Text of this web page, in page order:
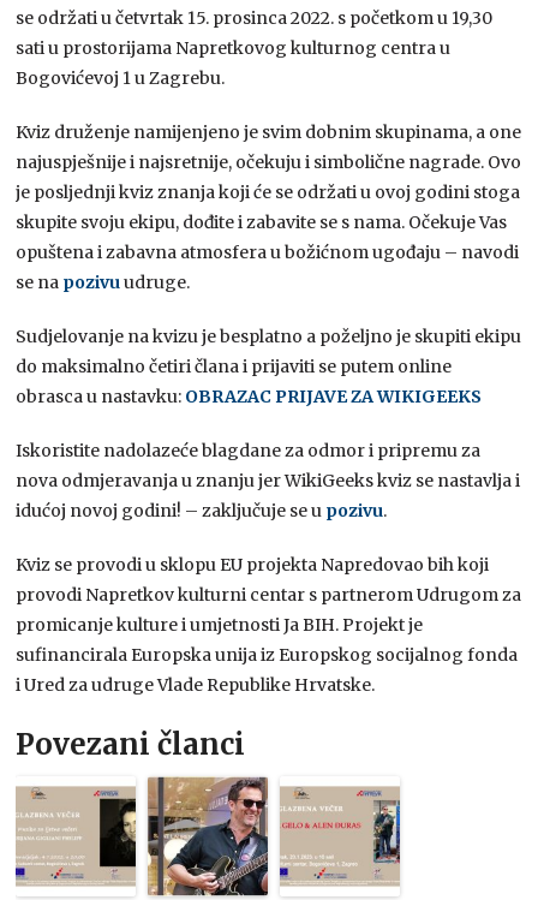
se održati u četvrtak 15. prosinca 2022. s početkom u 19,30
sati u prostorijama Napretkovog kulturnog centra u
Bogovićevoj 1 u Zagrebu.
Kviz druženje namijenjeno je svim dobnim skupinama, a one
najuspješnije i najsretnije, očekuju i simbolične nagrade. Ovo
je posljednji kviz znanja koji će se održati u ovoj godini stoga
skupite svoju ekipu, dođite i zabavite se s nama. Očekuje Vas
opuštena i zabavna atmosfera u božićnom ugođaju – navodi
se na pozivuudruge.
Sudjelovanje na kvizu je besplatno a poželjno je skupiti ekipu
do maksimalno četiri člana i prijaviti se putem online
obrasca u nastavku: OBRAZAC PRIJAVE ZA WIKIGEEKS
Iskoristite nadolazeće blagdane za odmor i pripremu za
nova odmjeravanja u znanju jer WikiGeeks kviz se nastavlja i
idućoj novoj godini! – zaključuje se u pozivu.
Kviz se provodi u sklopu EU projekta Napredovao bih koji
provodi Napretkov kulturni centar s partnerom Udrugom za
promicanje kulture i umjetnosti Ja BIH. Projekt je
sufinancirala Europska unija iz Europskog socijalnog fonda
i Ured za udruge Vlade Republike Hrvatske.
Povezani članci